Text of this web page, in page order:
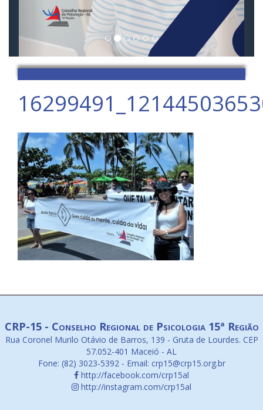
CRP-15 - Conselho Regional de Psicologia 15ª Região
Rua Coronel Murilo Otávio de Barros, 139 - Gruta de Lourdes. CEP
57.052-401 Maceió - AL
Fone: (82) 3023-5392 - Email: crp15@crp15.org.br
http://facebook.com/crp15al
http://instagram.com/crp15al